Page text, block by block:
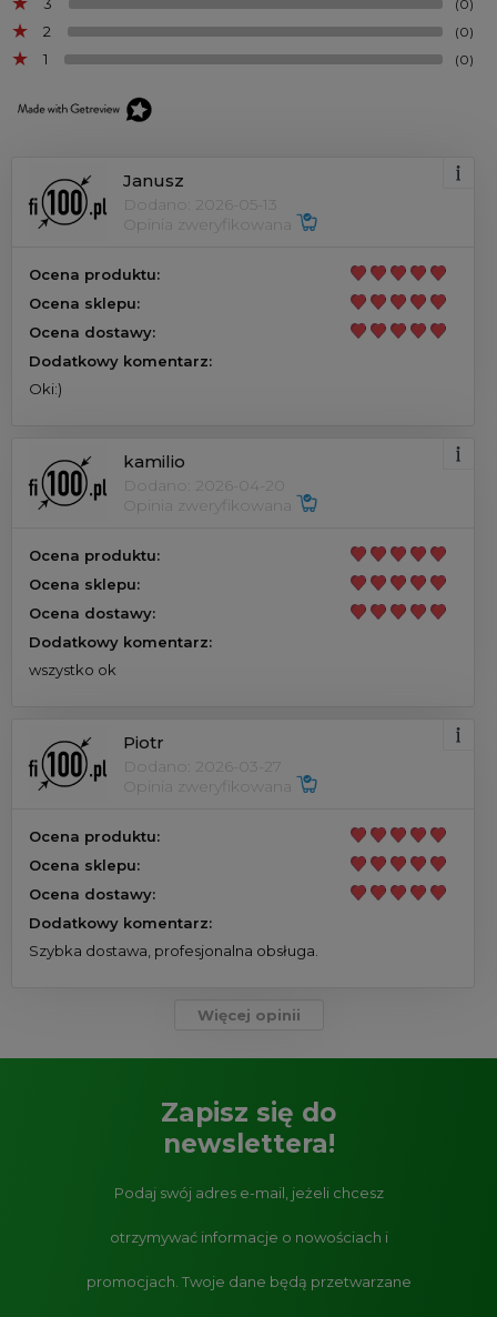
(0)
2 (0)
1 (0)
Janusz
Dodano: 2026-05-13
Opinia zweryfikowana
Ocena produktu:
Ocena sklepu:
Ocena dostawy:
Dodatkowy komentarz:
Oki:)
kamilio
Dodano: 2026-04-20
Opinia zweryfikowana
Ocena produktu:
Ocena sklepu:
Ocena dostawy:
Dodatkowy komentarz:
wszystko ok
Piotr
Dodano: 2026-03-27
Opinia zweryfikowana
Ocena produktu:
Ocena sklepu:
Ocena dostawy:
Dodatkowy komentarz:
Szybka dostawa, profesjonalna obsługa.
Więcej opinii
Zapisz się do
newslettera!
Podaj swój adres e-mail, jeżeli chcesz
otrzymywać informacje o nowościach i
promocjach. Twoje dane będą przetwarzane